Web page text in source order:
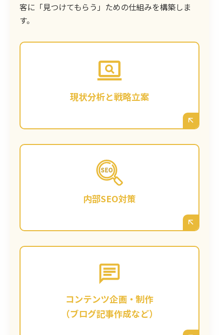
客に「見つけてもらう」ための仕組みを構築しま
す。
現状分析と戦略立案
まずは、お客様のサイトの現状を徹底的に分
析します。沖縄の競合サイトはどのような戦
略か？ どんなキーワードで検索されている
か？ お客様のビジネスの強みを踏まえ、沖縄
で「勝てる」キーワード戦略と、長期的なコ
ンテンツプランを立案します。
内部SEO対策
サイトが検索エンジンから正しく評価される
よう、内部構造を最適化します。ページタイ
トルや見出しの最適化、表示速度の改善、ス
マートフォン対応の見直しなど、技術的な土
コンテンツ企画・制作
（ブログ記事作成など）
戦略に基づき、沖縄の見込み客が検索するで
あろう「お悩み解決型」のブログ記事や、専
門的なノウハウをまとめたコラムなどを企
画・制作代行します。単なる記事作成ではな
く、検索上位表示と「読んで役立った」とい
う信頼獲得を両立する、高品質なコンテンツ
をご提供します。